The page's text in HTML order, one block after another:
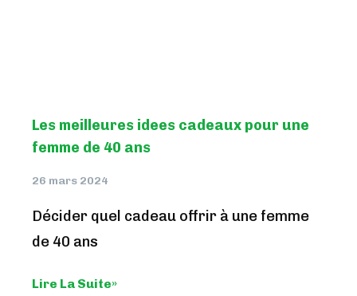
Les meilleures idees cadeaux pour une
femme de 40 ans
26 mars 2024
Décider quel cadeau offrir à une femme
de 40 ans
Lire La Suite»